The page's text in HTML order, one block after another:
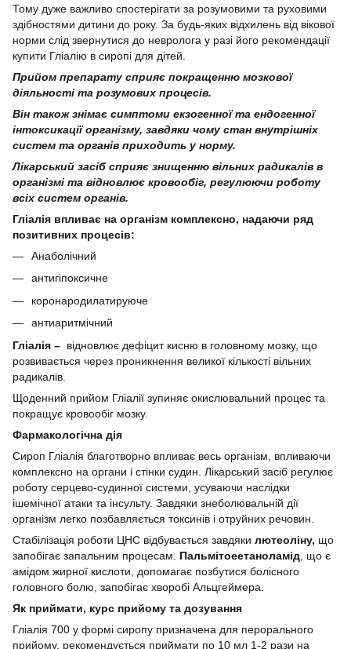
Тому дуже важливо спостерігати за розумовими та руховими
здібностями дитини до року. За будь-яких відхилень від вікової
норми слід звернутися до невролога у разі його рекомендації
купити Гліалію в сиропі для дітей.
Прийом препарату сприяє покращенню мозкової
діяльності та розумових процесів.
Він також знімає симптоми екзогенної та ендогенної
інтоксикації організму, завдяки чому стан внутрішніх
систем та органів приходить у норму.
Лікарський засіб сприяє знищенню вільних радикалів в
організмі та відновлює кровообіг, регулюючи роботу
всіх систем органів.
Гліалія впливає на організм комплексно, надаючи ряд
позитивних процесів:
Анаболічний
антигіпоксичне
коронародилатируюче
антиаритмічний
Гліалія – відновлює дефіцит кисню в головному мозку, що
розвивається через проникнення великої кількості вільних
радикалів.
Щоденний прийом Гліалії зупиняє окислювальний процес та
покращує кровообіг мозку.
Фармакологічна дія
Сироп Гліалія благотворно впливає весь організм, впливаючи
комплексно на органи і стінки судин. Лікарський засіб регулює
роботу серцево-судинної системи, усуваючи наслідки
ішемічної атаки та інсульту. Завдяки знеболювальній дії
організм легко позбавляється токсинів і отруйних речовин.
Стабілізація роботи ЦНС відбувається завдяки лютеоліну, що
запобігає запальним процесам. Пальмітоеетаноламід , що є
амідом жирної кислоти, допомагає позбутися болісного
головного болю, запобігає хворобі Альцгеймера.
Як приймати, курс прийому та дозування
Гліалія 700 у формі сиропу призначена для перорального
прийому, рекомендується приймати по 10 мл 1-2 рази на